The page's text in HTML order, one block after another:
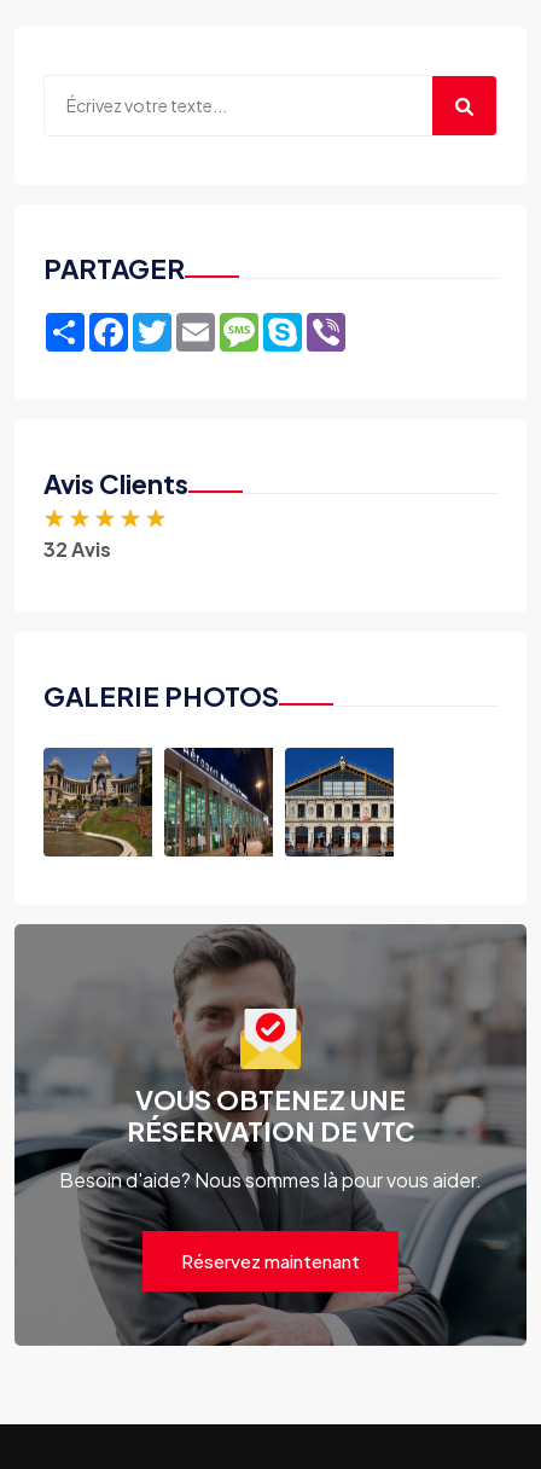
PARTAGER
ShareFacebook
TwitterEmailMessage
Skype
Avis Clients
★ ★ ★ ★ ★
32 Avis
GALERIE PHOTOS
VOUS OBTENEZ UNE
RÉSERVATION DE VTC
Besoin d'aide? Nous sommes là pour vous aider.
Réservez maintenant